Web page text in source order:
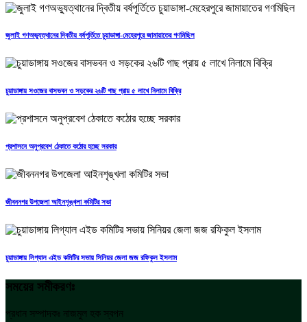
জুলাই গণঅভ্যুত্থানের দ্বিতীয় বর্ষপূর্তিতে চুয়াডাঙ্গা-মেহেরপুরে জামায়াতের গণমিছিল
চুয়াডাঙ্গায় সওজের বাসভবন ও সড়কের ২৬টি গাছ প্রায় ৫ লাখে নিলামে বিক্রি
প্রশাসনে অনুপ্রবেশ ঠেকাতে কঠোর হচ্ছে সরকার
জীবননগর উপজেলা আইনশৃঙ্খলা কমিটির সভা
চুয়াডাঙ্গায় লিগ্যাল এইড কমিটির সভায় সিনিয়র জেলা জজ রফিকুল ইসলাম
সময়ের সমীকরণঃ
প্রধান সম্পাদকঃ নাজমুল হক স্বপন